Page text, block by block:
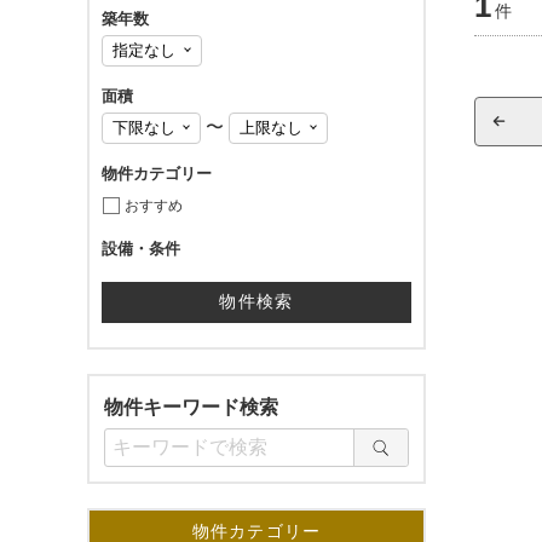
件
築年数
面積
〜
物件カテゴリー
おすすめ
設備・条件
物件キーワード検索
物件カテゴリー